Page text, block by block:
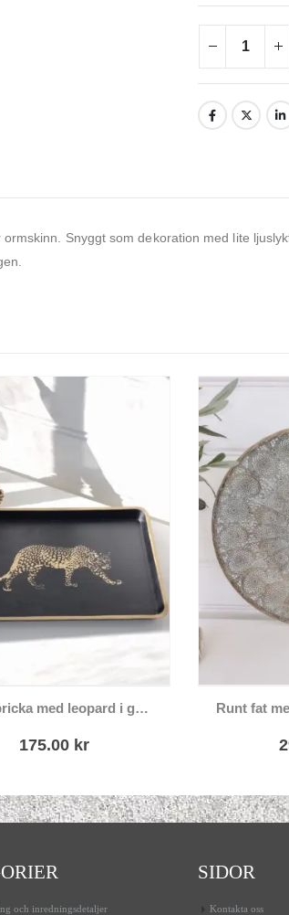
Snyggt som dekoration med lite
Svart bricka med leopard i guld
175.00 kr
och inredningsdetaljer
SIDOR
Kontakta oss